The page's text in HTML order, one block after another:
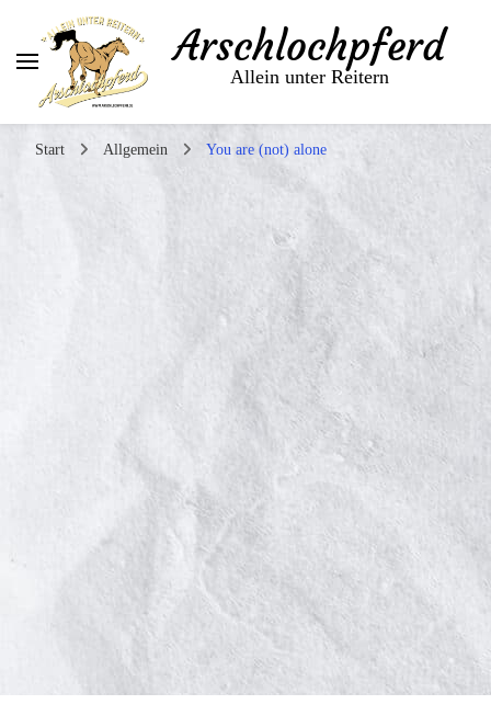
Arschlochpferd
Allein unter Reitern
Start Allgemein You are (not) alone